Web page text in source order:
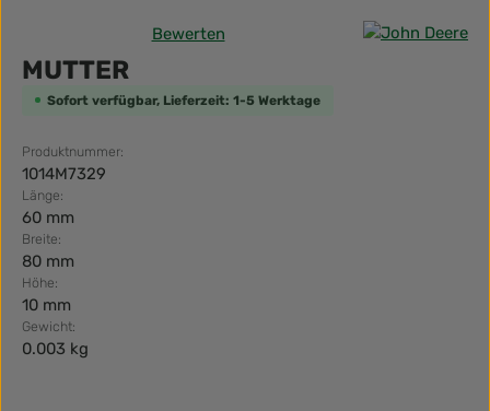
Durchschnittliche Bewertung von 0 von 5 Sternen
Bewerten
MUTTER
Sofort verfügbar, Lieferzeit: 1-5 Werktage
Produktnummer:
1014M7329
Länge:
60 mm
Breite:
80 mm
Höhe:
10 mm
Gewicht:
0.003 kg